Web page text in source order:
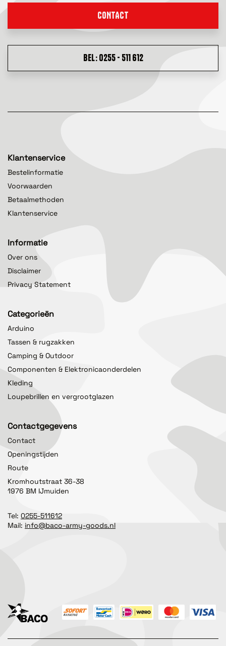
CONTACT
BEL: 0255 - 511 612
Klantenservice
Bestelinformatie
Voorwaarden
Betaalmethoden
Klantenservice
Informatie
Over ons
Disclaimer
Privacy Statement
Categorieën
Arduino
Tassen & rugzakken
Camping & Outdoor
Componenten & Elektronicaonderdelen
Kleding
Loupebrillen en vergrootglazen
Contactgegevens
Contact
Openingstijden
Route
Kromhoutstraat 36-38
1976 BM IJmuiden
Tel: 0255-511612
Mail: info@baco-army-goods.nl